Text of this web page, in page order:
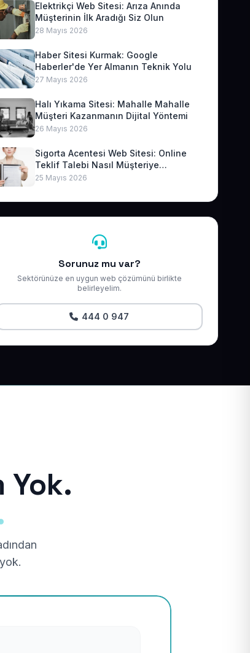
Elektrikçi Web Sitesi: Arıza Anında
Müşterinin İlk Aradığı Siz Olun
28 Mayıs 2026
Haber Sitesi Kurmak: Google
Haberler'de Yer Almanın Teknik Yolu
27 Mayıs 2026
Halı Yıkama Sitesi: Mahalle Mahalle
Müşteri Kazanmanın Dijital Yöntemi
26 Mayıs 2026
Sigorta Acentesi Web Sitesi: Online
Teklif Talebi Nasıl Müşteriye
Dönüşür?
25 Mayıs 2026
Sorunuz mu var?
Sektörünüze en uygun web çözümünü birlikte
belirleyelim.
444 0 947
Yok.